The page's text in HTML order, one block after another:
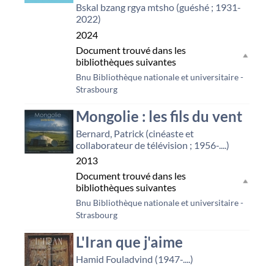
Bskal bzang rgya mtsho (guéshé ; 1931-
2022)
2024
Document trouvé dans les
bibliothèques suivantes
Bnu Bibliothèque nationale et universitaire -
Strasbourg
Mongolie : les fils du vent
Bernard, Patrick (cinéaste et
collaborateur de télévision ; 1956-....)
2013
Document trouvé dans les
bibliothèques suivantes
Bnu Bibliothèque nationale et universitaire -
Strasbourg
L'Iran que j'aime
Hamid Fouladvind (1947-....)